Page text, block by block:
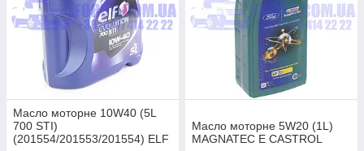
Масло моторне 10W40 (5L
700 STI)
(201554/201553/201554) ELF
Масло моторне 5W20 (1L)
MAGNATEC E CASTROL